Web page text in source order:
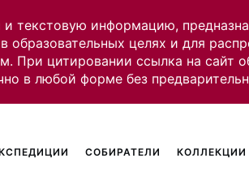
текстовую информацию,
образовательных целях и для
При цитировании ссылка на сайт
в любой форме без
СОБИРАТЕЛИ КОЛЛЕКЦИИ